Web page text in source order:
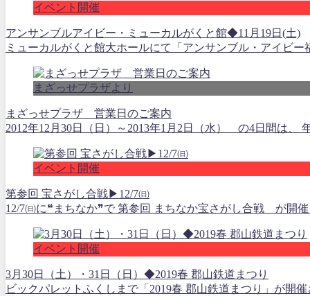
イベント開催
アンサンブルアイビー・ミューカルがくと館◆11月19日(土)
ミューカルがくと館大ホールにて「アンサンブル・アイ
まざっせプラザより
まざっせプラザ 営業日のご案内
2012年12月30日（日）～2013年1月2日（水） の4日間は、
イベント開催
第参回 宝さがし合戦▶12/7㈰
12/7㈰に❝まちなか❞で 第参回 まちなか宝さがし合戦 が開
イベント開催
3月30日（土）・31日（日）◆2019春 郡山鉄道まつり
ビックパレットふくしまで「2019春 郡山鉄道まつり」が開